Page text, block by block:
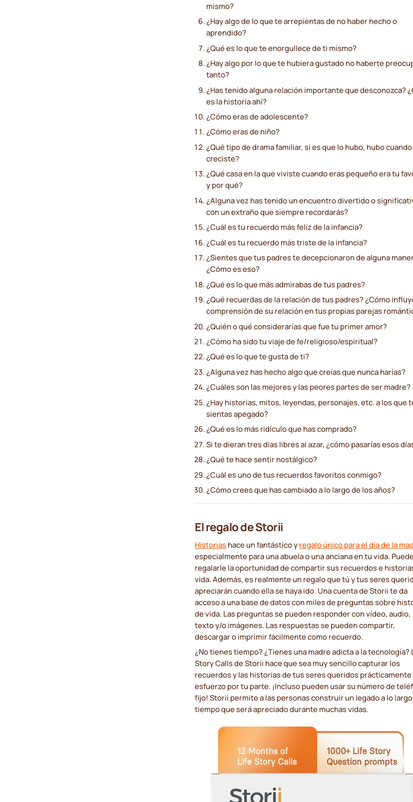
mismo?
¿Hay algo de lo que te arrepientas de no haber hecho o
aprendido?
¿Qué es lo que te enorgullece de ti mismo?
¿Hay algo por lo que te hubiera gustado no haberte
tanto?
¿Has tenido alguna relación importante que desconozca?
es la historia ahí?
¿Cómo eras de adolescente?
¿Cómo eras de niño?
¿Qué tipo de drama familiar, si es que lo hubo, hubo cuando
creciste?
¿Qué casa en la que viviste cuando eras pequeño era tu
y por qué?
¿Alguna vez has tenido un encuentro divertido o
con un extraño que siempre recordarás?
¿Cuál es tu recuerdo más feliz de la infancia?
¿Cuál es tu recuerdo más triste de la infancia?
¿Sientes que tus padres te decepcionaron de alguna
¿Cómo es eso?
¿Qué es lo que más admirabas de tus padres?
¿Qué recuerdas de la relación de tus padres? ¿Cómo
comprensión de su relación en tus propias parejas
¿Quién o qué considerarías que fue tu primer amor?
¿Cómo ha sido tu viaje de fe/religioso/espiritual?
¿Qué es lo que te gusta de ti?
¿Alguna vez has hecho algo que creías que nunca harías?
¿Cuáles son las mejores y las peores partes de ser madre?
¿Hay historias, mitos, leyendas, personajes, etc. a los que
sientas apegado?
¿Qué es lo más ridículo que has comprado?
Si te dieran tres días libres al azar, ¿cómo pasarías esos
¿Qué te hace sentir nostálgico?
¿Cuál es uno de tus recuerdos favoritos conmigo?
¿Cómo crees que has cambiado a lo largo de los años?
El regalo de Storii
Historias hace un fantástico y regalo único para el día de la
especialmente para una abuela o una anciana en tu vida.
regalarle la oportunidad de compartir sus recuerdos e
vida. Además, es realmente un regalo que tú y tus seres
apreciarán cuando ella se haya ido. Una cuenta de Storii te da
acceso a una base de datos con miles de preguntas sobre
de vida. Las preguntas se pueden responder con vídeo, audio,
texto y/o imágenes. Las respuestas se pueden compartir,
descargar o imprimir fácilmente como recuerdo.
¿No tienes tiempo? ¿Tienes una madre adicta a la tecnología?
Story Calls de Storii hace que sea muy sencillo capturar los
recuerdos y las historias de tus seres queridos prácticamente
esfuerzo por tu parte. ¡Incluso pueden usar su número de
fijo! Storii permite a las personas construir un legado a lo
tiempo que será apreciado durante muchas vidas.